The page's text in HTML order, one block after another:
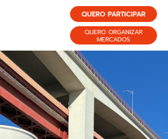
QUERO PARTICIPAR
QUERO ORGANIZAR
MERCADOS